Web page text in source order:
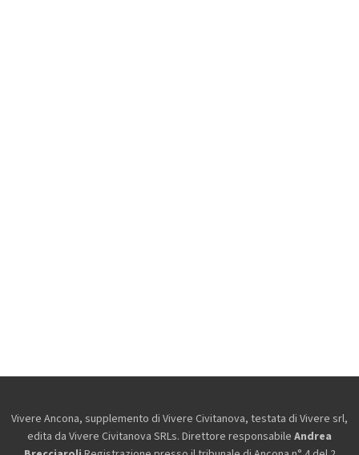
Vivere Ancona, supplemento di Vivere Civitanova, testata di Vivere srl,
edita da Vivere Civitanova SRLs. Direttore responsabile Andrea